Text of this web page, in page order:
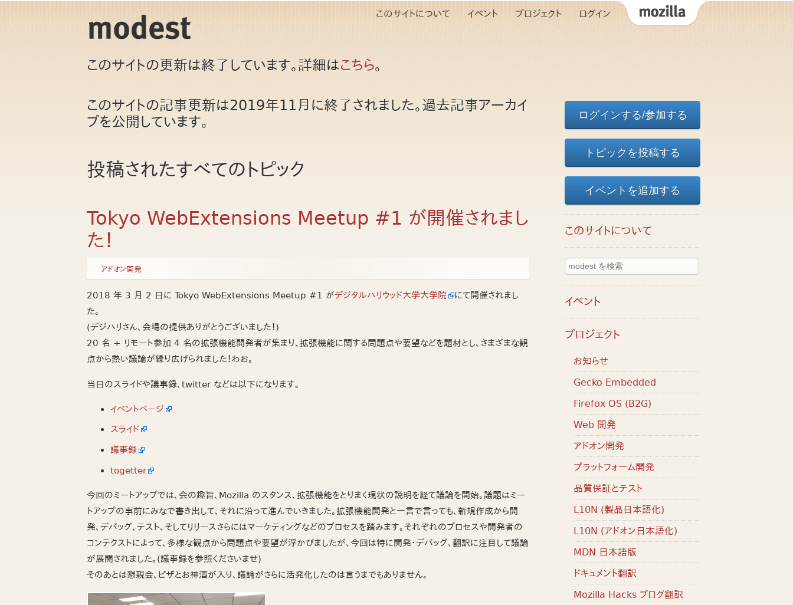
このサイトについて イベント プロジェクト ログイン
このサイトの更新は終了しています。詳細はこちら。
このサイトの記事更新は2019年11月に終了されました。過去記事アーカイ
ブを公開しています。
投稿されたすべてのトピック
Tokyo WebExtensions Meetup #1 が開催されまし
た！
アドオン開発
2018 年 3 月 2 日に Tokyo WebExtensions Meetup #1 がデジタルハリウッド大学大学院
にて開催されまし
た。
(デジハリさん、会場の提供ありがとうございました！)
20 名 + リモート参加 4 名の拡張機能開発者が集まり、拡張機能に関する問題点や要望などを題材とし、さまざまな観
点から熱い議論が繰り広げられました！わお。
当日のスライドや議事録、twitter などは以下になります。
イベントページ
スライド
議事録
togetter
今回のミートアップでは、会の趣旨、Mozilla のスタンス、拡張機能をとりまく現状の説明を経て議論を開始。議題はミー
トアップの事前にみなで書き出して、それに沿って進んでいきました。拡張機能開発と一言で言っても、新規作成から開
発、デバッグ、テスト、そしてリリースさらにはマーケティングなどのプロセスを踏みます。それぞれのプロセスや開発者の
コンテクストによって、多様な観点から問題点や要望が浮かびましたが、今回は特に開発・デバッグ、翻訳に注目して議論
が展開されました。(議事録を参照くださいませ)
そのあとは懇親会、ピザとお神酒が入り、議論がさらに活発化したのは言うまでもありません。
ログインする/参加する
トピックを投稿する
イベントを追加する
このサイトについて
イベント
プロジェクト
お知らせ
Gecko Embedded
Firefox OS (B2G)
Web 開発
アドオン開発
プラットフォーム開発
品質保証とテスト
L10N (製品日本語化)
L10N (アドオン日本語化)
MDN 日本語版
ドキュメント翻訳
Mozilla Hacks ブログ翻訳